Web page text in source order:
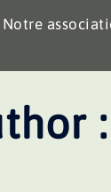
Notre
: